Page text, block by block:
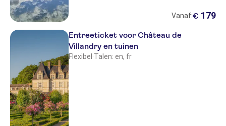
Vanaf:€ 179
Entreeticket voor Château de
Villandry en tuinen
Flexibel ·Talen: en, fr